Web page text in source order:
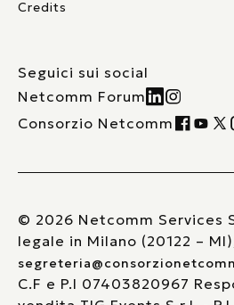
Credits
Seguici sui social
Netcomm Forum
Consorzio Netcomm
© 2026 Netcomm Services
legale in Milano (20122 –
C.F e P.I 07403820967